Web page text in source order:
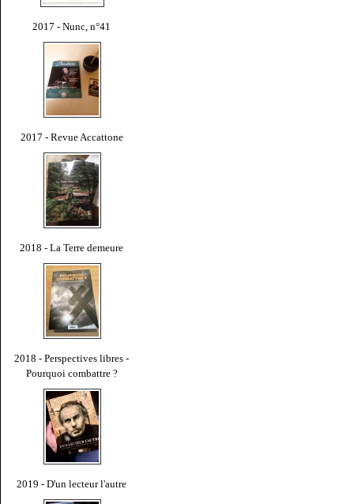
2017 - Nunc, n°41
2017 - Revue Accattone
2018 - La Terre demeure
2018 - Perspectives libres -
Pourquoi combattre ?
2019 - D'un lecteur l'autre